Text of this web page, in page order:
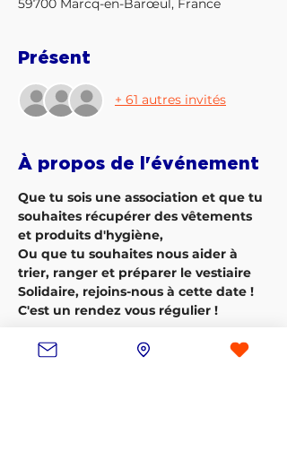
59700 Marcq-en-Barœul, France
Présent
+ 61 autres invités
À propos de l'événement
Que tu sois une association et que tu
souhaites récupérer des vêtements
et produits d'hygiène,
Ou que tu souhaites nous aider à
trier, ranger et préparer le vestiaire
Solidaire, rejoins-nous à cette date !
C'est un rendez vous régulier !
Inscription